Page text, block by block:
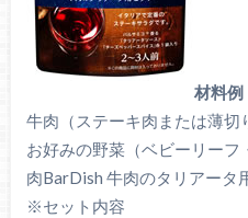
材料例
牛肉（ステーキ肉または薄切
お好みの野菜（ベビーリーフ
肉BarDish 牛肉のタリアータ
※セット内容